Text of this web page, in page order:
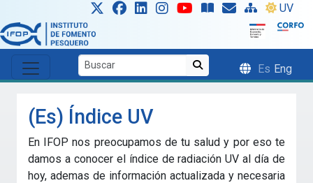
Skip to main content UV
Es Eng
(Es) Índice UV
En IFOP nos preocupamos de tu salud y por eso te
damos a conocer el índice de radiación UV al día de
hoy, ademas de información actualizada y necesaria